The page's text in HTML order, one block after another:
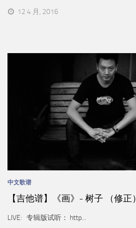
12 4 月, 2016
中文歌谱
【吉他谱】《画》- 树子 （修正）
LIVE: 专辑版试听： http...